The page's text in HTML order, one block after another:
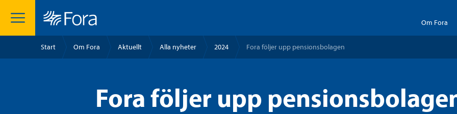
Om Fora
Start Om Fora Aktuellt Alla nyheter 2024 Fora följer upp pensions­bolagen
Fora följer upp